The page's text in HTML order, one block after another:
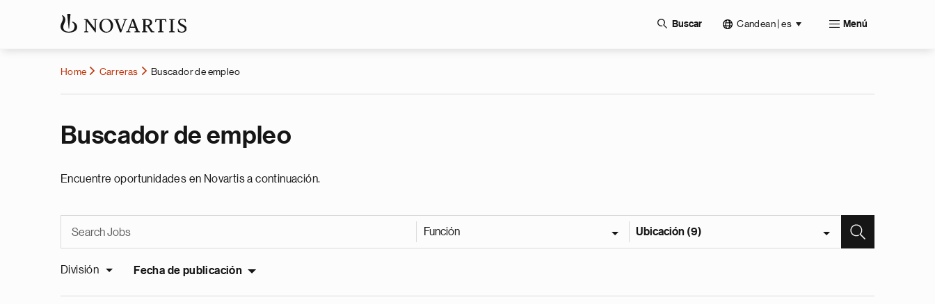
Buscar Candean | es Menú
Home Carreras Buscador de empleo
Buscador de empleo
Encuentre oportunidades en Novartis a continuación.
Función Ubicación (9)
División Fecha de publicación